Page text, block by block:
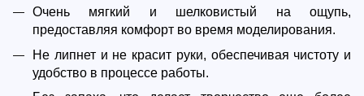
Очень мягкий и шелковистый на ощупь,
предоставляя комфорт во время моделирования.
Не липнет и не красит руки, обеспечивая чистоту и
удобство в процессе работы.